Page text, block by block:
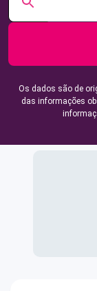
Os dados são de
das informações